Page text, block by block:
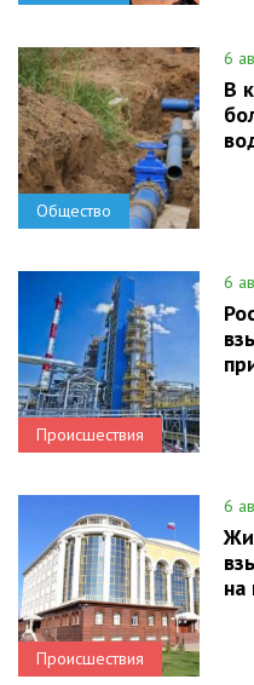
Общество
6
В
Происшествия
6
Происшествия
6